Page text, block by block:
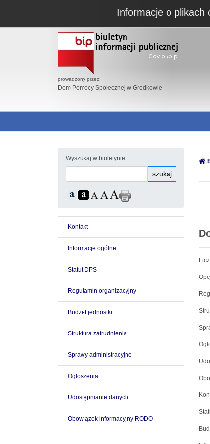
prowadzony przez:
Dom Pomocy Społecznej w Grodkowie
Wyszukaj w biuletynie:
szukaj
Kontakt
Informacje ogólne
Statut DPS
Regulamin organizacyjny
Budżet jednostki
Struktura zatrudnienia
Sprawy administracyjne
Ogłoszenia
Udostępnianie danych
Obowiązek informacyjny RODO
Informacje o plikach